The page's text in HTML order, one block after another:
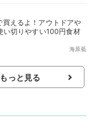
買えるよ！アウトドアや
い切りやすい100円食材
海原藍
っと見る